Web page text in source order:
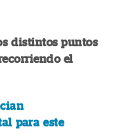
distintos puntos
el
para este